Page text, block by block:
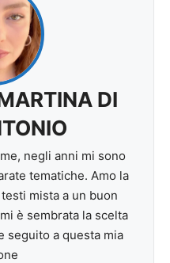
DI
negli anni mi sono
tematiche. Amo la
mista a un buon
è sembrata la scelta
seguito a questa mia